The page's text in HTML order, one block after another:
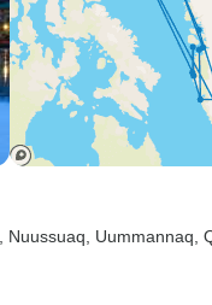
, Nuussuaq , Uummannaq ,